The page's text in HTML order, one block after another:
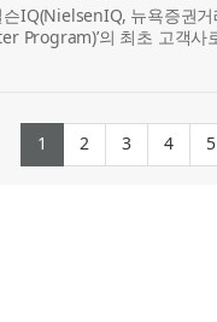
IQ(NielsenIQ, 뉴욕증권
Program)’의 최초 고객
1 (current)
2(current)
3 4 5